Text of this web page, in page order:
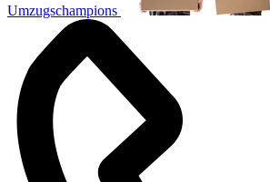
Umzugschampions